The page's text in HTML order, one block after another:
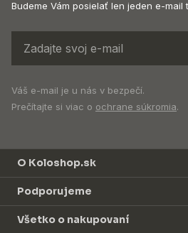
Budeme Vám posielať len jeden e-mail
Váš e-mail je u nás v bezpečí.
Prečítajte si viac o ochrane súkromia.
O Koloshop.sk
Podporujeme
Všetko o nakupovaní